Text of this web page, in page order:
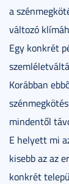
a
változó
Egy konkrét
Korábban
mindentől
E helyett mi
kisebb az az
konkrét